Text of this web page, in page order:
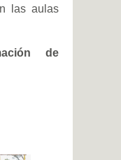
las aulas
de